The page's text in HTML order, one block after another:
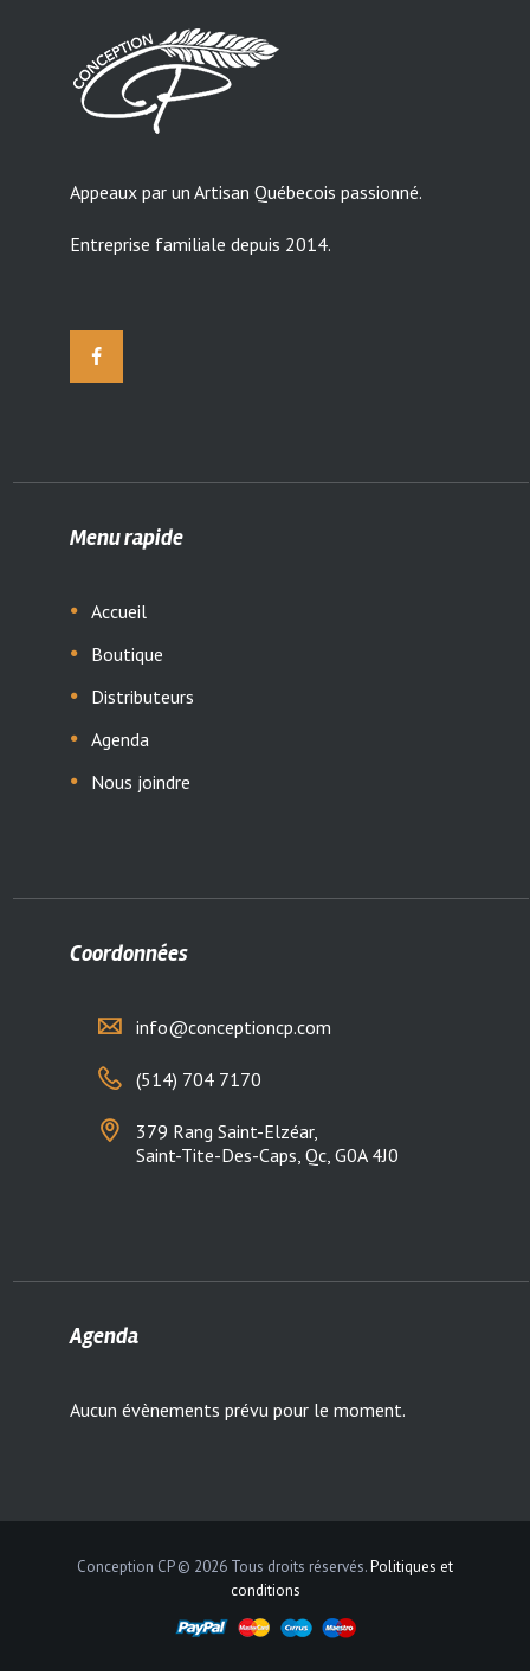
Appeaux par un Artisan Québecois passionné.
Entreprise familiale depuis 2014.
Menu rapide
Accueil
Boutique
Distributeurs
Agenda
Nous joindre
Coordonnées
info@conceptioncp.com
(514) 704 7170
379 Rang Saint-Elzéar,
Saint-Tite-Des-Caps, Qc, G0A 4J0
Agenda
Aucun évènements prévu pour le moment.
Conception CP © 2026 Tous droits réservés.Politiques et
conditions